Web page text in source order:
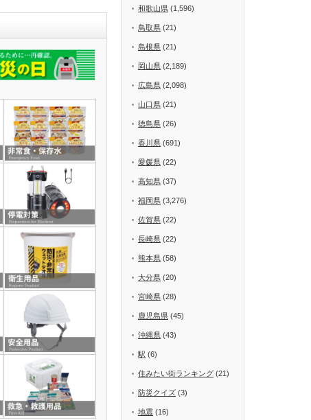
和歌山県 (1,596)
鳥取県 (21)
島根県 (21)
岡山県 (2,189)
広島県 (2,098)
山口県 (21)
徳島県 (26)
香川県 (691)
愛媛県 (22)
高知県 (37)
福岡県 (3,276)
佐賀県 (22)
長崎県 (22)
熊本県 (58)
大分県 (20)
宮崎県 (28)
鹿児島県 (45)
沖縄県 (43)
駅 (6)
住みたい街ランキング (21)
防災クイズ (3)
地震 (16)